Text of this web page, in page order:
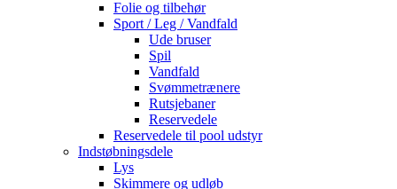
Folie og tilbehør
Sport / Leg / Vandfald
Ude bruser
Spil
Vandfald
Svømmetrænere
Rutsjebaner
Reservedele
Reservedele til pool udstyr
Indstøbningsdele
Lys
Skimmere og udløb